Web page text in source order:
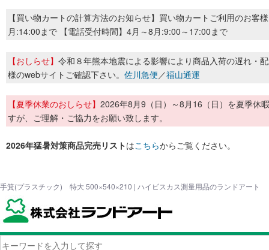
【買い物カートの計算方法のお知らせ】買い物カートご利用のお客
月:14:00まで 【電話受付時間】4月～8月:9:00～17:00まで
【おしらせ】 令和８年熊本地震による影響により商品入荷の遅れ・
様のwebサイトご確認下さい。 佐川急便／福山通運
【夏季休業のおしらせ】 2026年8月9（日）～8月16（日）を夏季休
すが、ご理解・ご協力をお願い致します。
2026年猛暑対策商品完売リストはこちらからご覧ください。
手箕(プラスチック) 特大 500×540×210 | ハイビスカス測量用品のランドアート